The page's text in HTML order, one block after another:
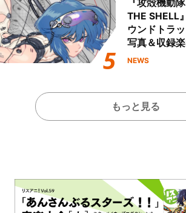
『攻殻機動
THE SHELL
ウンドトラ
写真＆収録
NEWS
もっと見る